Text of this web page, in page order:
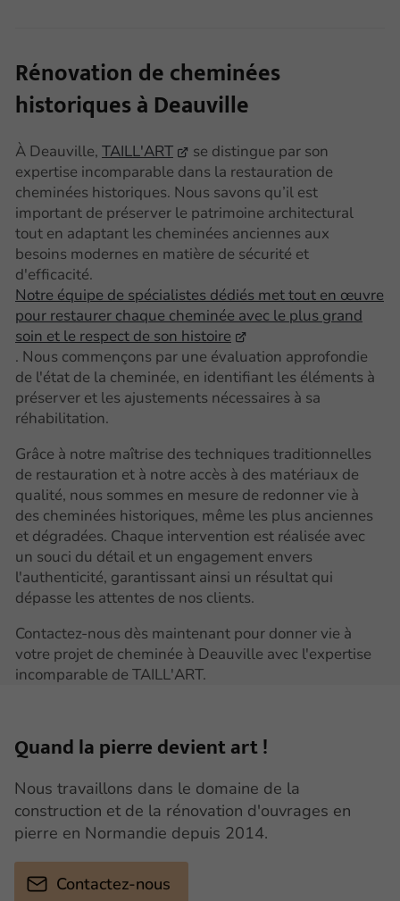
Rénovation de cheminées
historiques à Deauville
À Deauville, TAILL'ART
se distingue par son
expertise incomparable dans la restauration de
cheminées historiques. Nous savons qu’il est
important de préserver le patrimoine architectural
tout en adaptant les cheminées anciennes aux
besoins modernes en matière de sécurité et
d'efficacité.
Notre équipe de spécialistes dédiés met tout en œuvre
pour restaurer chaque cheminée avec le plus grand
soin et le respect de son histoire
. Nous commençons par une évaluation approfondie
de l'état de la cheminée, en identifiant les éléments à
préserver et les ajustements nécessaires à sa
réhabilitation.
Grâce à notre maîtrise des techniques traditionnelles
de restauration et à notre accès à des matériaux de
qualité, nous sommes en mesure de redonner vie à
des cheminées historiques, même les plus anciennes
et dégradées. Chaque intervention est réalisée avec
un souci du détail et un engagement envers
l'authenticité, garantissant ainsi un résultat qui
dépasse les attentes de nos clients.
Contactez-nous dès maintenant pour donner vie à
votre projet de cheminée à Deauville avec l'expertise
incomparable de TAILL'ART.
Quand la pierredevient art !
Nous travaillons dans le domaine de la
construction et de la rénovation d'ouvrages en
pierre en Normandie depuis 2014.
Contactez-nous